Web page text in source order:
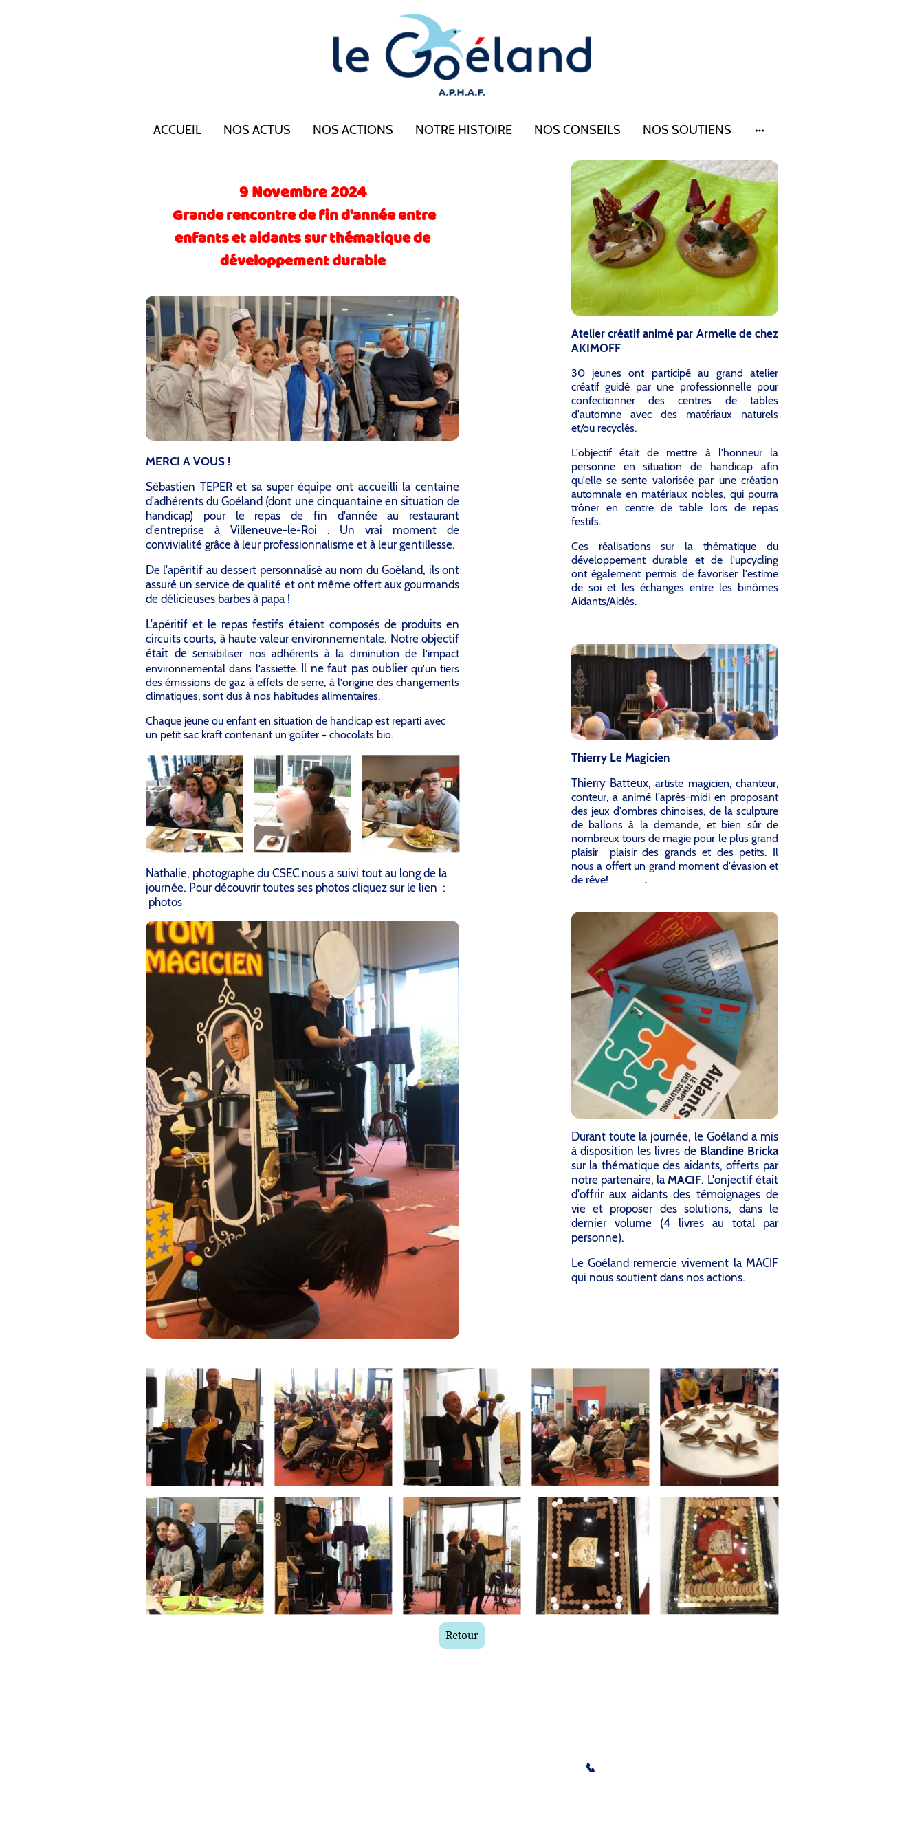
ACCUEIL NOS ACTUS NOS ACTIONS NOTRE HISTOIRE NOS CONSEILS NOS SOUTIENS
9 Novembre 2024
Grande rencontre de fin d'année entre
enfants et aidants sur thématique de
développement durable
MERCI A VOUS !
Sébastien TEPER et sa super équipe ont accueilli la centaine
d'adhérents du Goéland (dont une cinquantaine en situation de
handicap) pour le repas de fin d'année au restaurant
d'entreprise à Villeneuve-le-Roi . Un vrai moment de
convivialité grâce à leur professionnalisme et à leur gentillesse.
De l'apéritif au dessert personnalisé au nom du Goéland, ils ont
assuré un service de qualité et ont même offert aux gourmands
de délicieuses barbes à papa !
L'apéritif et le repas festifs étaient composés de produits en
circuits courts, à haute valeur environnementale. Notre objectif
était de sensibiliser nos adhérents à la diminution de l'impact
environnemental dans l'assiette.Il ne faut pas oublier qu'un tiers
des émissions de gaz à effets de serre, à l'origine des changements
climatiques, sont dus à nos habitudes alimentaires.
Chaque jeune ou enfant en situation de handicap est reparti avec
un petit sac kraft contenant un goûter + chocolats bio.
Nathalie, photographe du CSEC nous a suivi tout au long de la
journée. Pour découvrir toutes ses photos cliquez sur le lien :
photos
Atelier créatif animé par Armelle de chez
AKIMOFF
30 jeunes ont participéau grand atelier
créatif guidé par une professionnelle pour
confectionner des centres de tables
d'automne avec des matériaux naturels
et/ou recyclés.
L'objectif était de mettre à l'honneur la
personne en situation de handicap afin
qu'elle se sente valorisée par une création
automnale en matériaux nobles, qui pourra
trôner en centre de table lors de repas
festifs.
Ces réalisations sur la thématique du
développement durable et de l'upcycling
ont également permis de favoriser l'estime
de soi et les échanges entre les binômes
Aidants/Aidés.
Thierry Le Magicien
Thierry Batteux, artiste magicien, chanteur,
conteur, a animé l'après-midi en proposant
des jeux d'ombres chinoises, de la sculpture
de ballons à la demande, et bien sûr de
nombreux tours de magie pour le plus grand
plaisir plaisir des grands et des petits. Il
nous a offert un grand moment d'évasion et
de rêve! .
Durant toute la journée, le Goéland a mis
à disposition les livres de Blandine Bricka
sur la thématique des aidants, offerts par
notre partenaire, laMACIF. L'onjectif était
d'offrir aux aidants des témoignages de
vie et proposer des solutions, dans le
dernier volume (4 livres au total par
personne).
Le Goéland remercie vivement la MACIF
qui nous soutient dans nos actions.
Retour
📞